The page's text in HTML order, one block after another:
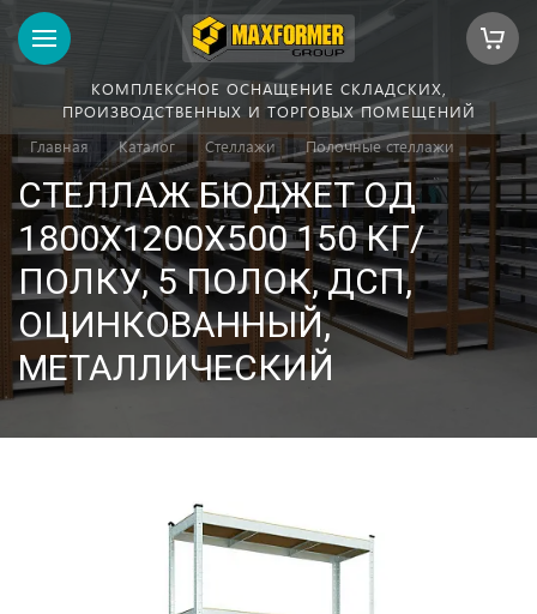
КОМПЛЕКСНОЕ ОСНАЩЕНИЕ СКЛАДСКИХ,
ПРОИЗВОДСТВЕННЫХ И ТОРГОВЫХ ПОМЕЩЕНИЙ
Главная
Каталог Стеллажи Полочные стеллажи
СТЕЛЛАЖ БЮДЖЕТ ОД
1800Х1200Х500 150 КГ/
ПОЛКУ, 5 ПОЛОК, ДСП,
ОЦИНКОВАННЫЙ,
МЕТАЛЛИЧЕСКИЙ